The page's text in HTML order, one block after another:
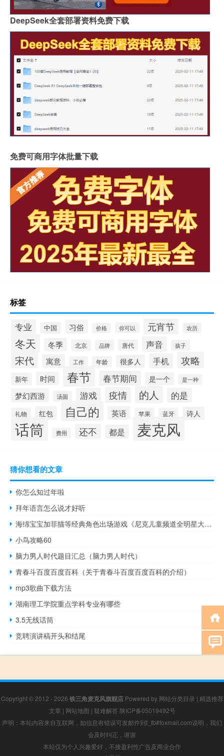
DeepSeek全套部署资料免费下载
免费可商用字体批量下载
标签
专业 中国 习俗 价格 你可以 元宵节 农历
冬天 冬季 北京 品牌 唐代 声音 孩子
宋代 寓意 工作 年龄 很多人 手机 攻略
新年 时间 春节 春节期间 是一个 是一种
梦幻西游 汤圆 游戏 疫情 的人 的是
礼物 红包 自己的 英语 苹果 蓝牙 诗人
话筒 费用 还不 都是 麦克风
猜你想看的文章
你怎么知过年啦
拜年语言怎么说才好听
海绵宝宝加菲猫等经典角色出场游戏《尼克儿童频道全明星大乱斗 2》宣布 11 月 3 日发售 到底什么情况嘞
小鸟攻略60
脑力男人时代题目汇总（脑力男人时代）
青春斗百度百度百科（关于青春斗百度百度百科的介绍）
mp3歌曲下载方法
湖南理工学院重点学科专业有哪些
3.5无线话筒
竞聘演讲稿开头和结尾
Copyright © 2012 - 2026 铁三角麦克风旗舰店Powered by 网站分类目录 | 精选推荐
文章 | 网站地图 | 疑难解答 陕ICP备05019492号
声明：本站内容来自互联网，如信息有错误可发邮件到f_fb#foxmail.com说明，我们
会及时纠正，谢谢
本站仅为个人兴趣爱好，不接盈利性广告及商业合作